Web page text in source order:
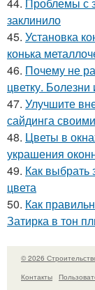
заклинило
45. Установка
конька
46. Почему не
цветку. Болезни
47. Улучшите
сайдинга
48. Цветы в
украшения
49. Как выбрать
цвета
50. Как
Затирка в тон
© 2026
Контакты